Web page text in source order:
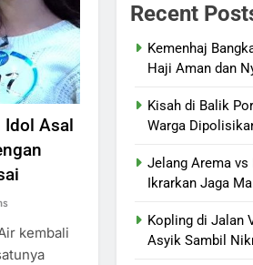
Idol Asal
kembali
Recent
Kemenhaj
Haji Aman dan
Kisah di Balik
Warga
Jelang Arema vs
Ikrarkan Jaga
Kopling di Jalan
Asyik Sambil